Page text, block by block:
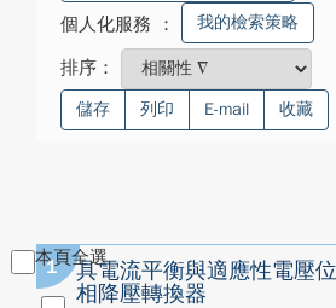
個人化服務 ： 我的檢索策略
排序：
儲存 列印 E-mail 收藏
本頁全選
1
具電流平衡與適應性電壓
相降壓轉換器